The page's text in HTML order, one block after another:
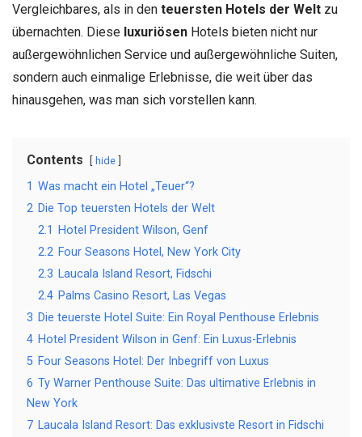
Vergleichbares, als in den teuersten Hotels der Welt zu
übernachten. Diese luxuriösen Hotels bieten nicht nur
außergewöhnlichen Service und außergewöhnliche Suiten,
sondern auch einmalige Erlebnisse, die weit über das
hinausgehen, was man sich vorstellen kann.
Contents hide
1 Was macht ein Hotel „Teuer“?
2 Die Top teuersten Hotels der Welt
2.1
Hotel President Wilson, Genf
2.2 Four Seasons Hotel, New York City
2.3 Laucala Island Resort, Fidschi
2.4 Palms Casino Resort, Las Vegas
3 Die teuerste Hotel Suite: Ein Royal Penthouse Erlebnis
4 Hotel President Wilson in Genf: Ein Luxus-Erlebnis
5 Four Seasons Hotel: Der Inbegriff von Luxus
6 Ty Warner Penthouse Suite: Das ultimative Erlebnis in
New York
7 Laucala Island Resort: Das exklusivste Resort in Fidschi